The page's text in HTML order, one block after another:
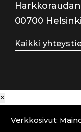
00700 Helsinki
Kaikki
×
Verkkosivut: